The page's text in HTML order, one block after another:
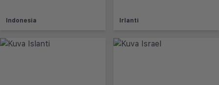
Indonesia Irlanti